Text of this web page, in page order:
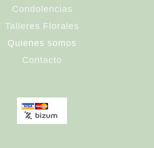
Condolencias
Talleres Florales
Quienes somos
Contacto